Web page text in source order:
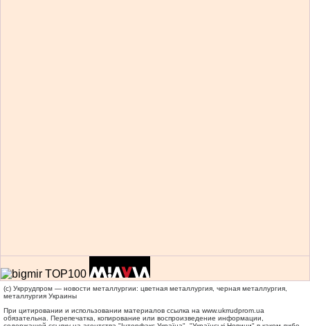
(c) Укррудпром — новости металлургии: цветная металлургия, черная металлургия,
металлургия Украины
При цитировании и использовании материалов ссылка на www.ukrrudprom.ua
обязательна. Перепечатка, копирование или воспроизведение информации,